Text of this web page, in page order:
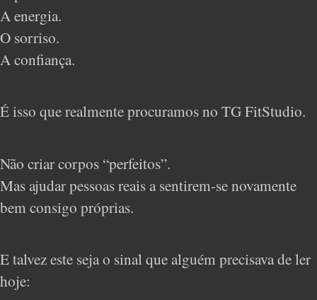
A energia.
O sorriso.
A confiança.
É isso que realmente procuramos no TG FitStudio.
Não criar corpos “perfeitos”.
Mas ajudar pessoas reais a sentirem-se novamente
bem consigo próprias.
E talvez este seja o sinal que alguém precisava de ler
hoje: